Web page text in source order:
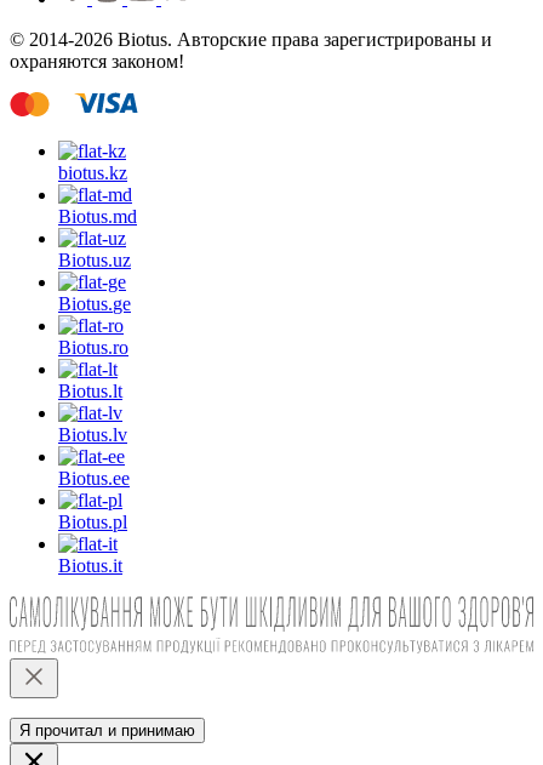
© 2014-2026 Biotus. Авторские права зарегистрированы и
охраняются законом!
biotus.kz
Biotus.md
Biotus.uz
Biotus.ge
Biotus.ro
Biotus.lt
Biotus.lv
Biotus.ee
Biotus.pl
Biotus.it
Я прочитал и принимаю